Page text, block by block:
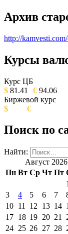
Архив
http://
ИЗДАНИЕ
Курсы
Курс ЦБ
$ 81.41 € 94.06
Биржевой курс
$
€
Поиск по
Найти:
Август 2026
Пн Вт Ср Чт Пт
1
3
4 5 6 7
10 11 12 13 14
17 18 19 20 21
24 25 26 27 28